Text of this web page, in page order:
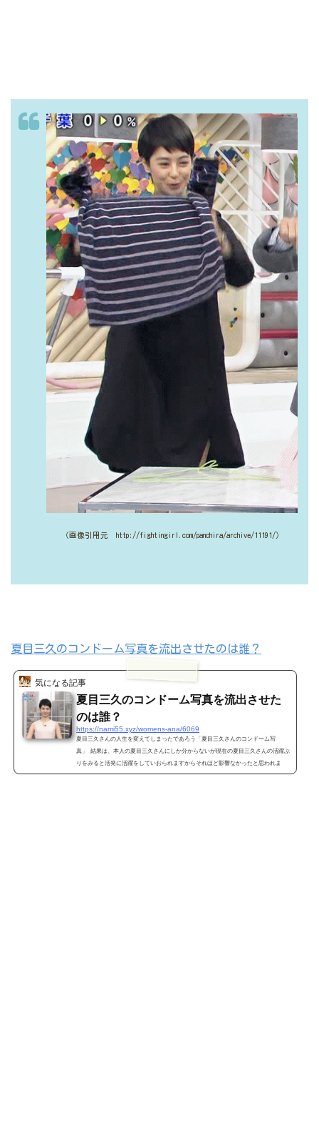
（画像引用元 http://fightingirl.com/panchira/archive/11191/）
夏目三久のコンドーム写真を流出させたのは誰？
気になる記事
夏目三久のコンドーム写真を流出させた
のは誰？
https://nami55.xyz/womens-ana/6069
夏目三久さんの人生を変えてしまったであろう「夏目三久さんのコンドーム写
真」 結果は、本人の夏目三久さんにしか分からないが現在の夏目三久さんの活躍ぶ
りをみると活発に活躍をしていおられますからそれほど影響なかったと思われま
す。 今回は夏目三久さんの人生を変えてしまったであろう「夏目三久さんのコンド